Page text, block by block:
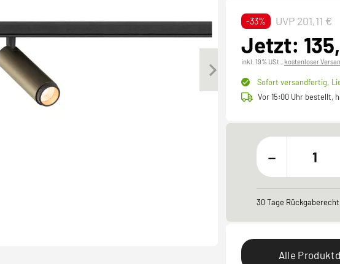
-33% UVP 201,11 €
Jetzt:
inkl. 19% USt., kostenloser
Sofort versandfertig,
Vor 15:00 Uhr bestellt,
-
30 Tage Rückgaberecht
Alle